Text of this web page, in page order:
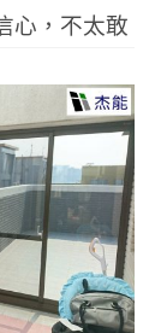
心，不太敢
2018-07-09